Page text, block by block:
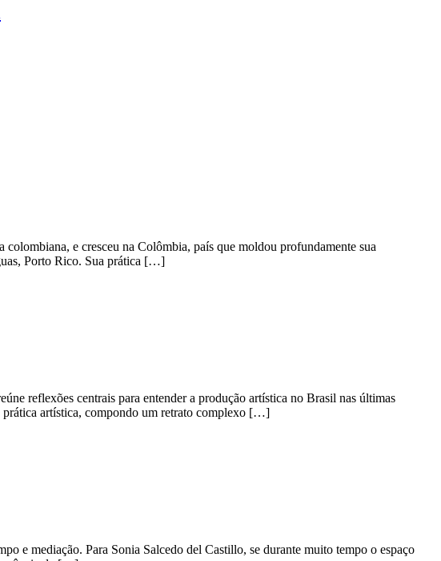
e cresceu na Colômbia, país que moldou profundamente sua
Porto Rico. Sua prática […]
reflexões centrais para entender a produção artística no Brasil nas últimas
prática artística, compondo um retrato complexo […]
e mediação. Para Sonia Salcedo del Castillo, se durante muito tempo o espaço